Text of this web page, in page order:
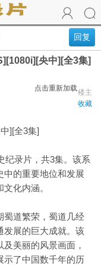
回复
央中][全3集]
点击重新加载楼主
收藏
][全3集]
纪录片，共3集。该系
中的重要地位和发展
化内涵。
蜀道繁荣，蜀道几经
发展的巨大成就。该
美丽的风景画面，
示了中国数千年的历